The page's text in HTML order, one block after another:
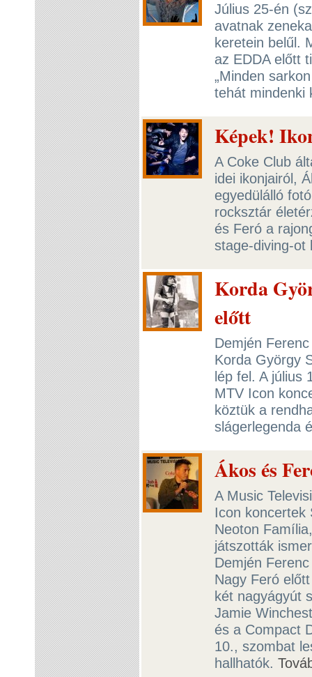
Július 25-én
avatnak
keretein belűl.
az EDDA előtt
„Minden
tehát mindenki
Képek!
A Coke Club
idei ikonjairól,
egyedülálló
rocksztár
és Feró a
stage-diving-
Korda
előtt
Demjén
Korda György
lép fel. A július
MTV Icon
köztük a
slágerlegenda
Ákos és
A Music
Icon koncertek
Neoton
játszották
Demjén
Nagy Feró
két nagyágyút
Jamie
és a Compact
10., szombat
hallhatók.